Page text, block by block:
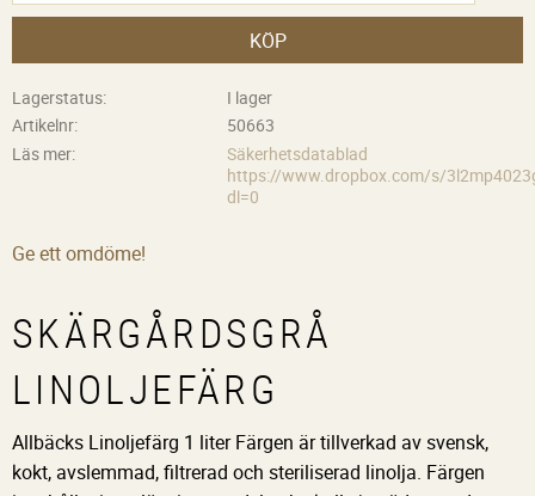
KÖP
Lagerstatus
I lager
Artikelnr
50663
Läs mer
Säkerhetsdatablad
https://www.dropbox.com/s/
dl=0
Ge ett omdöme!
SKÄRGÅRDSGRÅ
LINOLJEFÄRG
Allbäcks Linoljefärg 1 liter Färgen är tillverkad av svensk,
kokt, avslemmad, filtrerad och steriliserad linolja. Färgen